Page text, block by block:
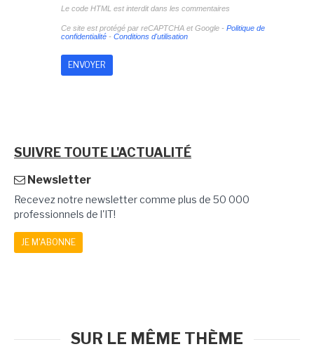
Le code HTML est interdit dans les commentaires
Ce site est protégé par reCAPTCHA et Google - Politique de
confidentialité- Conditions d'utilisation
SUIVRE TOUTE L'ACTUALITÉ
Newsletter
Recevez notre newsletter comme plus de 50 000
professionnels de l'IT!
JE M'ABONNE
SUR LE MÊME THÈME